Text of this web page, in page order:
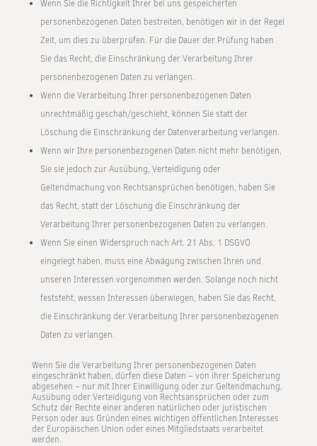
Wenn Sie die Richtigkeit Ihrer bei uns gespeicherten
personenbezogenen Daten bestreiten, benötigen wir in der Regel
Zeit, um dies zu überprüfen. Für die Dauer der Prüfung haben
Sie das Recht, die Einschränkung der Verarbeitung Ihrer
personenbezogenen Daten zu verlangen.
Wenn die Verarbeitung Ihrer personenbezogenen Daten
unrechtmäßig geschah/geschieht, können Sie statt der
Löschung die Einschränkung der Datenverarbeitung verlangen.
Wenn wir Ihre personenbezogenen Daten nicht mehr benötigen,
Sie sie jedoch zur Ausübung, Verteidigung oder
Geltendmachung von Rechtsansprüchen benötigen, haben Sie
das Recht, statt der Löschung die Einschränkung der
Verarbeitung Ihrer personenbezogenen Daten zu verlangen.
Wenn Sie einen Widerspruch nach Art. 21 Abs. 1 DSGVO
eingelegt haben, muss eine Abwägung zwischen Ihren und
unseren Interessen vorgenommen werden. Solange noch nicht
feststeht, wessen Interessen überwiegen, haben Sie das Recht,
die Einschränkung der Verarbeitung Ihrer personenbezogenen
Daten zu verlangen.
Wenn Sie die Verarbeitung Ihrer personenbezogenen Daten
eingeschränkt haben, dürfen diese Daten – von ihrer Speicherung
abgesehen – nur mit Ihrer Einwilligung oder zur Geltendmachung,
Ausübung oder Verteidigung von Rechtsansprüchen oder zum
Schutz der Rechte einer anderen natürlichen oder juristischen
Person oder aus Gründen eines wichtigen öffentlichen Interesses
der Europäischen Union oder eines Mitgliedstaats verarbeitet
werden.